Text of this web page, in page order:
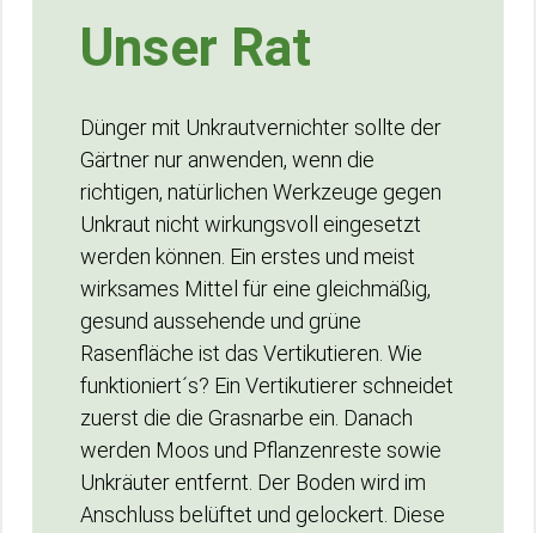
Unser Rat
Dünger mit Unkrautvernichter sollte der
Gärtner nur anwenden, wenn die
richtigen, natürlichen Werkzeuge gegen
Unkraut nicht wirkungsvoll eingesetzt
werden können. Ein erstes und meist
wirksames Mittel für eine gleichmäßig,
gesund aussehende und grüne
Rasenfläche ist das Vertikutieren. Wie
funktioniert´s? Ein Vertikutierer schneidet
zuerst die die Grasnarbe ein. Danach
werden Moos und Pflanzenreste sowie
Unkräuter entfernt. Der Boden wird im
Anschluss belüftet und gelockert. Diese